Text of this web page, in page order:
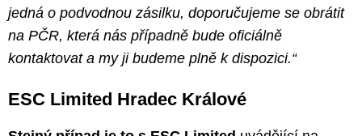
jedná o podvodnou zásilku, doporučujeme se obrátit
na PČR, která nás případně bude oficiálně
kontaktovat a my ji budeme plně k dispozici.“
ESC Limited Hradec Králové